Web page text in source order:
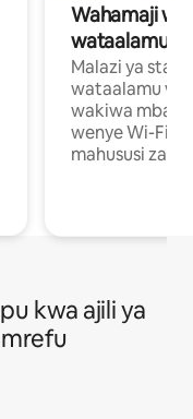
Wahamaji
wataalamu
Malazi ya
wataalamu
wakiwa mbali
wenye Wi-Fi
mahususi za
kwa ajili ya